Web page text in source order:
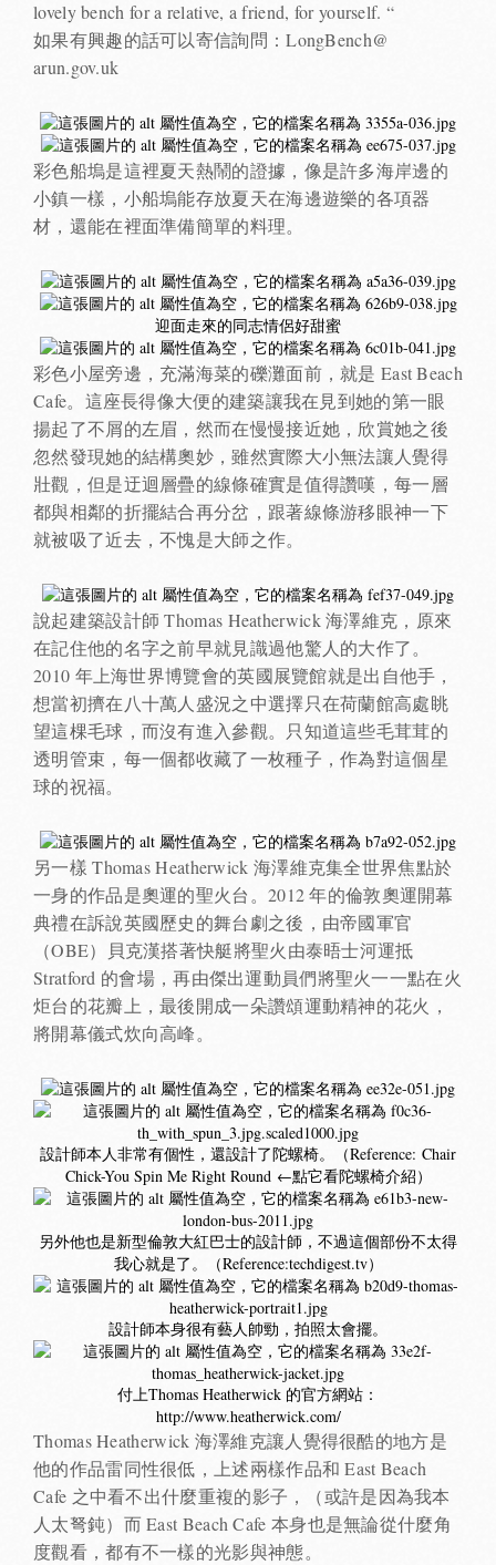
lovely bench for a relative, a friend, for yourself. “
如果有興趣的話可以寄信詢問：LongBench@
arun.gov.uk
彩色船塢是這裡夏天熱鬧的證據，像是許多海岸邊的
小鎮一樣，小船塢能存放夏天在海邊遊樂的各項器
材，還能在裡面準備簡單的料理。
迎面走來的同志情侶好甜蜜
彩色小屋旁邊，充滿海菜的礫灘面前，就是 East Beach
Cafe。這座長得像大便的建築讓我在見到她的第一眼
揚起了不屑的左眉，然而在慢慢接近她，欣賞她之後
忽然發現她的結構奧妙，雖然實際大小無法讓人覺得
壯觀，但是迂迴層疊的線條確實是值得讚嘆，每一層
都與相鄰的折擺結合再分岔，跟著線條游移眼神一下
就被吸了近去，不愧是大師之作。
說起建築設計師 Thomas Heatherwick 海澤維克，原來
在記住他的名字之前早就見識過他驚人的大作了。
2010 年上海世界博覽會的英國展覽館就是出自他手，
想當初擠在八十萬人盛況之中選擇只在荷蘭館高處眺
望這棵毛球，而沒有進入參觀。只知道這些毛茸茸的
透明管束，每一個都收藏了一枚種子，作為對這個星
球的祝福。
另一樣 Thomas Heatherwick 海澤維克集全世界焦點於
一身的作品是奧運的聖火台。2012 年的倫敦奧運開幕
典禮在訴說英國歷史的舞台劇之後，由帝國軍官
（OBE）貝克漢搭著快艇將聖火由泰晤士河運抵
Stratford 的會場，再由傑出運動員們將聖火一一點在火
炬台的花瓣上，最後開成一朵讚頌運動精神的花火，
將開幕儀式炊向高峰。
設計師本人非常有個性，還設計了陀螺椅。（Reference: Chair
Chick-You Spin Me Right Round←點它看陀螺椅介紹）
另外他也是新型倫敦大紅巴士的設計師，不過這個部份不太得
我心就是了。（Reference:techdigest.tv）
設計師本身很有藝人帥勁，拍照太會擺。
付上Thomas Heatherwick 的官方網站：
http://www.heatherwick.com/
Thomas Heatherwick 海澤維克讓人覺得很酷的地方是
他的作品雷同性很低，上述兩樣作品和 East Beach
Cafe 之中看不出什麼重複的影子，（或許是因為我本
人太弩鈍）而 East Beach Cafe 本身也是無論從什麼角
度觀看，都有不一樣的光影與神態。